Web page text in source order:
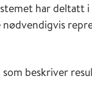
har deltatt i
nødvendigvis
som beskriver